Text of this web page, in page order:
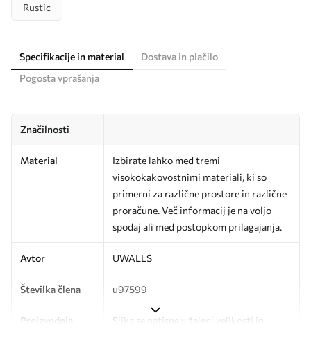
Rustic
Specifikacije in material
Dostava in plačilo
Pogosta vprašanja
Značilnosti
Material
Izbirate lahko med tremi
visokokakovostnimi materiali, ki so
primerni za različne prostore in različne
proračune. Več informacij je na voljo
spodaj ali med postopkom prilagajanja.
Avtor UWALLS
Številka člena u97599
Proizvodnja
Slika se natisne v želeni velikosti in